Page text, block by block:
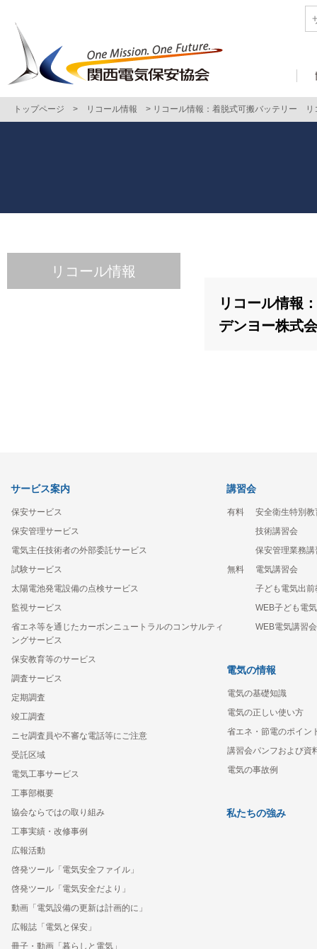
トップページ > リコール情報 > リコール情報：着脱式可搬バッテリー リ
リコール情報
デンヨー株式
リコール情報
サービス案内
保安サービス
保安管理サービス
電気主任技術者の外部委託サービス
試験サービス
太陽電池発電設備の点検サービス
監視サービス
省エネ等を通じたカーボンニュートラルのコンサルティ
ングサービス
保安教育等のサービス
調査サービス
定期調査
竣工調査
ニセ調査員や不審な電話等にご注意
受託区域
電気工事サービス
工事部概要
協会ならではの取り組み
工事実績・改修事例
広報活動
啓発ツール「電気安全ファイル」
啓発ツール「電気安全だより」
動画「電気設備の更新は計画的に」
広報誌「電気と保安」
冊子・動画「暮らしと電気」
講習会
有料
安全衛生特別教
技術講習会
保安管理業務
無料
電気講習会
子ども電気出前
WEB子ども電
WEB電気講習
電気の情報
電気の基礎知識
電気の正しい使い方
省エネ・節電のポイン
講習会パンフおよび資
電気の事故例
私たちの強み